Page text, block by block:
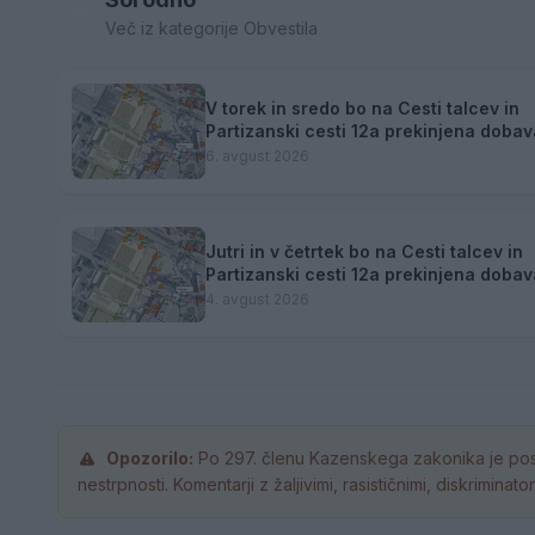
Več iz kategorije Obvestila
V torek in sredo bo na Cesti talcev in
Partizanski cesti 12a prekinjena
toplotne energije
6. avgust 2026
Jutri in v četrtek bo na Cesti talcev in
Partizanski cesti 12a prekinjena
toplotne energije.
4. avgust 2026
Opozorilo: Po 297. členu Kazenskega zakonika je
nestrpnosti. Komentarji z žaljivimi, rasističnimi,